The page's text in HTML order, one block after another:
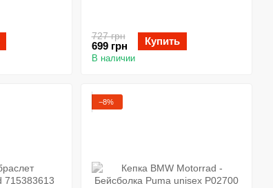
727 грн
699 грн Купить
В наличии
−8%